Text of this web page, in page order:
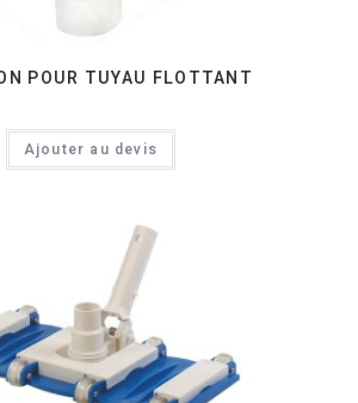
POUR TUYAU FLOTTANT
Ajouter au devis